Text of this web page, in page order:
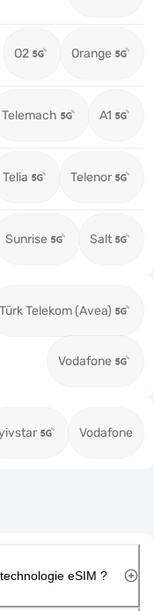
O2 Orange
Telemach A1
Telia Telenor
Sunrise Salt
Türk Telekom (Avea)
Vodafone
Vodafone
eSIM ?